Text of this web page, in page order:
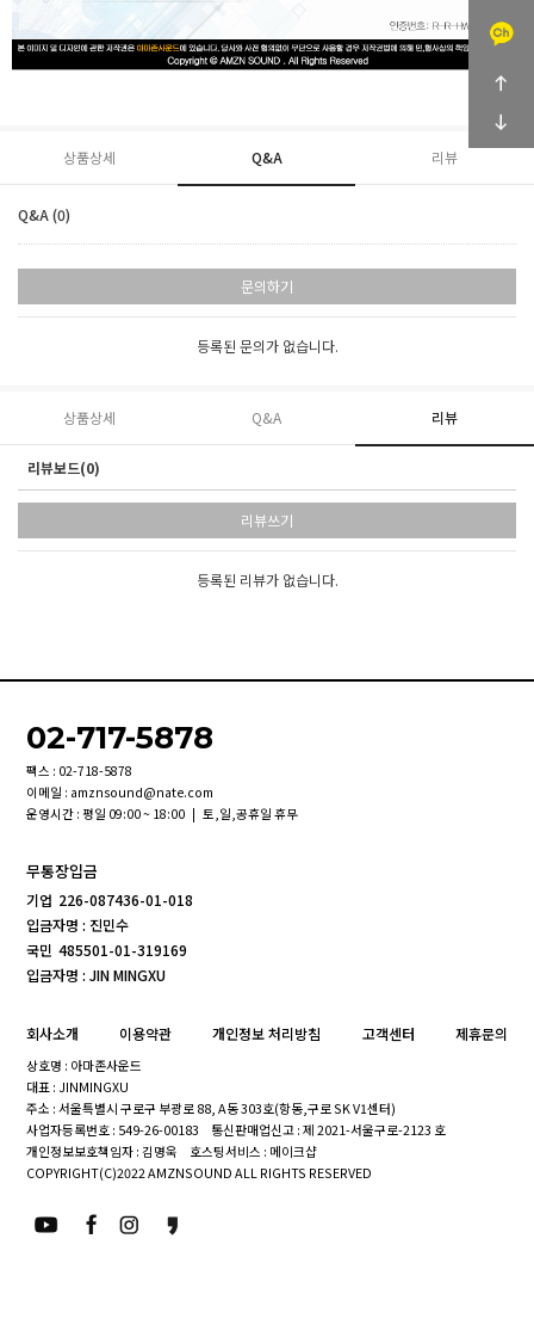
상품상세 Q&A 리뷰
Q&A (0)
문의하기
등록된 문의가 없습니다.
상품상세 Q&A 리뷰
리뷰보드(0)
리뷰쓰기
등록된 리뷰가 없습니다.
02-717-5878
팩스 : 02-718-5878
이메일 : amznsound@nate.com
운영시간 : 평일 09:00 ~ 18:00 | 토,일,공휴일 휴무
무통장입금
기업 226-087436-01-018
입금자명 : 진민수
국민 485501-01-319169
입금자명 : JIN MINGXU
회사소개 이용약관 개인정보 처리방침 고객센터 제휴문의
상호명 : 아마존사운드
대표 : JINMINGXU
주소 : 서울특별시 구로구 부광로 88, A동 303호(항동,구로 SK V1센터)
사업자등록번호 : 549-26-00183
통신판매업신고 : 제 2021-서울구로-2123 호
개인정보보호책임자 : 김명욱
호스팅서비스 : 메이크샵
COPYRIGHT(C)2022 AMZNSOUND ALL RIGHTS RESERVED